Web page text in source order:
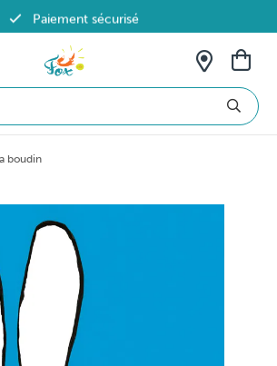
Paiement sécurisé
offerte dès 69€ en Belgique
boudin